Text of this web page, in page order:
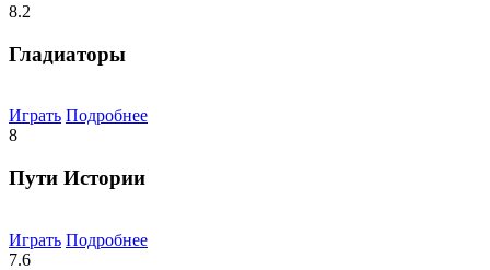
8.2
Гладиаторы
Играть Подробнее
8
Пути Истории
Играть Подробнее
7.6